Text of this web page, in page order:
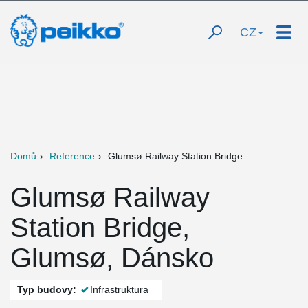
CZ
Domů Reference Glumsø Railway Station Bridge
Glumsø Railway
Station Bridge,
Glumsø, Dánsko
Typ budovy: Infrastruktura